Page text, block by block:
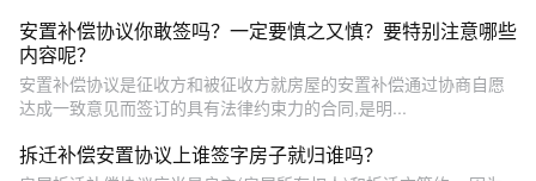
安置补偿协议你敢签吗？一定要慎之又慎？要特别注意哪些
内容呢？
安置补偿协议是征收方和被征收方就房屋的安置补偿通过协商自愿
达成一致意见而签订的具有法律约束力的合同,是明...
拆迁补偿安置协议上谁签字房子就归谁吗？